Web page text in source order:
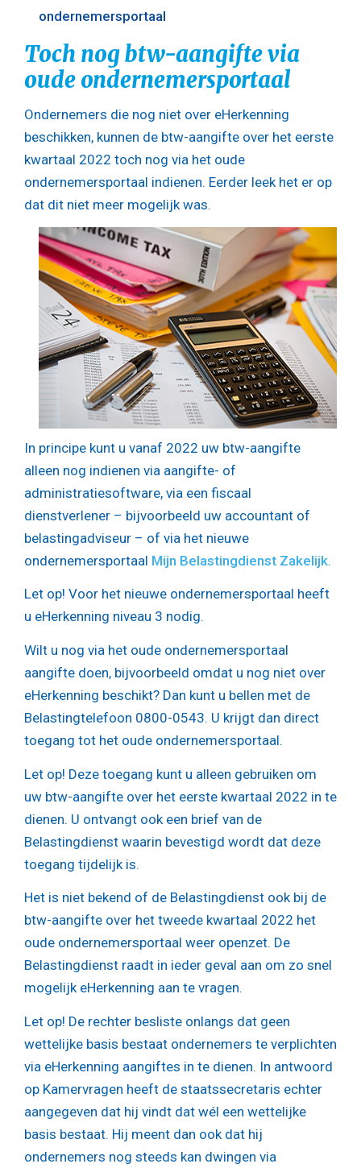
ondernemersportaal
Toch nog btw-aangifte via
oude ondernemersportaal
Ondernemers die nog niet over eHerkenning
beschikken, kunnen de btw-aangifte over het eerste
kwartaal 2022 toch nog via het oude
ondernemersportaal indienen. Eerder leek het er op
dat dit niet meer mogelijk was.
In principe kunt u vanaf 2022 uw btw-aangifte
alleen nog indienen via aangifte- of
administratiesoftware, via een fiscaal
dienstverlener – bijvoorbeeld uw accountant of
belastingadviseur – of via het nieuwe
ondernemersportaal Mijn Belastingdienst Zakelijk.
Let op! Voor het nieuwe ondernemersportaal heeft
u eHerkenning niveau 3 nodig.
Wilt u nog via het oude ondernemersportaal
aangifte doen, bijvoorbeeld omdat u nog niet over
eHerkenning beschikt? Dan kunt u bellen met de
Belastingtelefoon 0800-0543. U krijgt dan direct
toegang tot het oude ondernemersportaal.
Let op! Deze toegang kunt u alleen gebruiken om
uw btw-aangifte over het eerste kwartaal 2022 in te
dienen. U ontvangt ook een brief van de
Belastingdienst waarin bevestigd wordt dat deze
toegang tijdelijk is.
Het is niet bekend of de Belastingdienst ook bij de
btw-aangifte over het tweede kwartaal 2022 het
oude ondernemersportaal weer openzet. De
Belastingdienst raadt in ieder geval aan om zo snel
mogelijk eHerkenning aan te vragen.
Let op! De rechter besliste onlangs dat geen
wettelijke basis bestaat ondernemers te verplichten
via eHerkenning aangiftes in te dienen. In antwoord
op Kamervragen heeft de staatssecretaris echter
aangegeven dat hij vindt dat wél een wettelijke
basis bestaat. Hij meent dan ook dat hij
ondernemers nog steeds kan dwingen via